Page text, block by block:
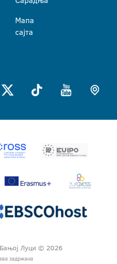
Мапа
сајта
Бањој Луци © 2026
задржана